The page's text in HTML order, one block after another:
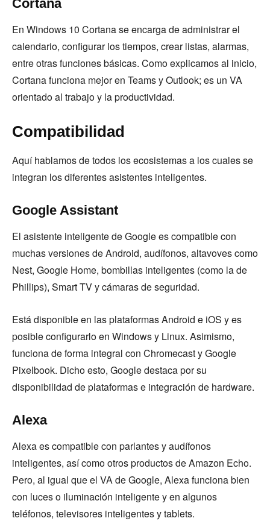
Cortana
En Windows 10 Cortana se encarga de administrar el
calendario, configurar los tiempos, crear listas, alarmas,
entre otras funciones básicas. Como explicamos al inicio,
Cortana funciona mejor en Teams y Outlook; es un VA
orientado al trabajo y la productividad.
Compatibilidad
Aquí hablamos de todos los ecosistemas a los cuales se
integran los diferentes asistentes inteligentes.
Google Assistant
El asistente inteligente de Google es compatible con
muchas versiones de Android, audífonos, altavoves como
Nest, Google Home, bombillas inteligentes (como la de
Phillips), Smart TV y cámaras de seguridad.
Está disponible en las plataformas Android e iOS y es
posible configurarlo en Windows y Linux. Asimismo,
funciona de forma integral con Chromecast y Google
Pixelbook. Dicho esto, Google destaca por su
disponibilidad de plataformas e integración de hardware.
Alexa
Alexa es compatible con parlantes y audífonos
inteligentes, así como otros productos de Amazon Echo.
Pero, al igual que el VA de Google, Alexa funciona bien
con luces o iluminación inteligente y en algunos
teléfonos, televisores inteligentes y tablets.